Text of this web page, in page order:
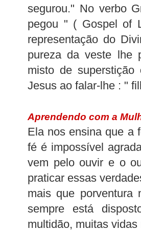
segurou." No verbo
pegou " ( Gospel of
representação do
pureza da veste lhe
misto de
Jesus ao falar-lhe : "
Aprendendo com a
Ela nos ensina que a
fé é impossível
vem pelo ouvir e o
praticar essas
mais que porventura
sempre está
multidão, muitas